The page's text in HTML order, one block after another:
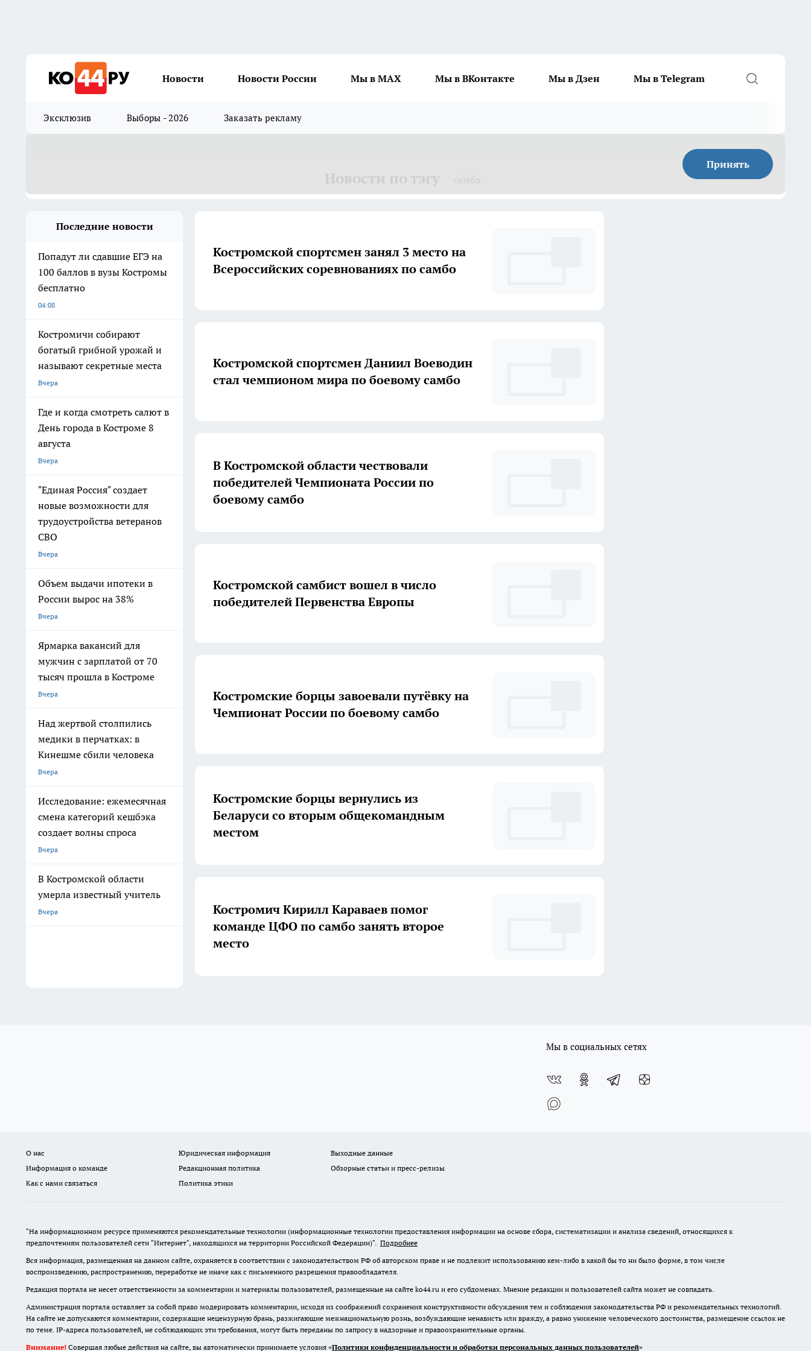
Новости Новости России Мы в MAX Мы в ВКонтакте Мы в Дзен Мы в Telegram
Эксклюзив Выборы - 2026 Заказать рекламу
Принять
Последние новости
Попадут ли сдавшие ЕГЭ на
100 баллов в вузы Костромы
бесплатно
04:08
Костромичи собирают
богатый грибной урожай и
называют секретные места
Вчера
Где и когда смотреть салют в
День города в Костроме 8
августа
Вчера
"Единая Россия" создает
новые возможности для
трудоустройства ветеранов
СВО
Вчера
Объем выдачи ипотеки в
России вырос на 38%
Вчера
Ярмарка вакансий для
мужчин с зарплатой от 70
тысяч прошла в Костроме
Вчера
Над жертвой столпились
медики в перчатках: в
Кинешме сбили человека
Вчера
Исследование: ежемесячная
смена категорий кешбэка
создает волны спроса
Вчера
В Костромской области
умерла известный учитель
Вчера
Костромской спортсмен занял 3 место на
Всероссийских соревнованиях по самбо
Костромской спортсмен Даниил Воеводин
стал чемпионом мира по боевому самбо
В Костромской области чествовали
победителей Чемпионата России по
боевому самбо
Костромской самбист вошел в число
победителей Первенства Европы
Костромские борцы завоевали путёвку на
Чемпионат России по боевому самбо
Костромские борцы вернулись из
Беларуси со вторым общекомандным
местом
Костромич Кирилл Караваев помог
команде ЦФО по самбо занять второе
место
Мы в социальных сетях
О нас Юридическая информация
Выходные данные
Информация о команде
Редакционная политика
Обзорные статьи и пресс-релизы
Как с нами связаться
Политика этики
"На информационном ресурсе применяются рекомендательные технологии (информационные технологии предоставления информации на основе сбора, систематизации и анализа сведений, относящихся к
предпочтениям пользователей сети "Интернет", находящихся на территории Российской Федерации)". Подробнее
Вся информация, размещенная на данном сайте, охраняется в соответствии с законодательством РФ об авторском праве и не подлежит использованию кем-либо в какой бы то ни было форме, в том числе
воспроизведению, распространению, переработке не иначе как с письменного разрешения правообладателя.
Редакция портала не несет ответственности за комментарии и материалы пользователей, размещенные на сайте ko44.ru и его субдоменах. Мнение редакции и пользователей сайта может не совпадать.
Администрация портала оставляет за собой право модерировать комментарии, исходя из соображений сохранения конструктивности обсуждения тем и соблюдения законодательства РФ и рекомендательных технологий.
На сайте не допускаются комментарии, содержащие нецензурную брань, разжигающие межнациональную рознь, возбуждающие ненависть или вражду, а равно унижение человеческого достоинства, размещение ссылок не
по теме. IP-адреса пользователей, не соблюдающих эти требования, могут быть переданы по запросу в надзорные и правоохранительные органы.
Внимание! Совершая любые действия на сайте, вы автоматически принимаете условия «Политики конфиденциальности и обработки персональных данных пользователей»